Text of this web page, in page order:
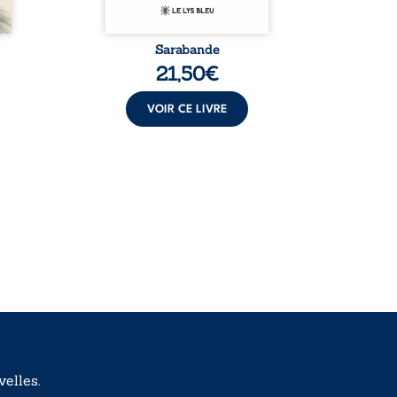
Sarabande
21,50€
VOIR CE LIVRE